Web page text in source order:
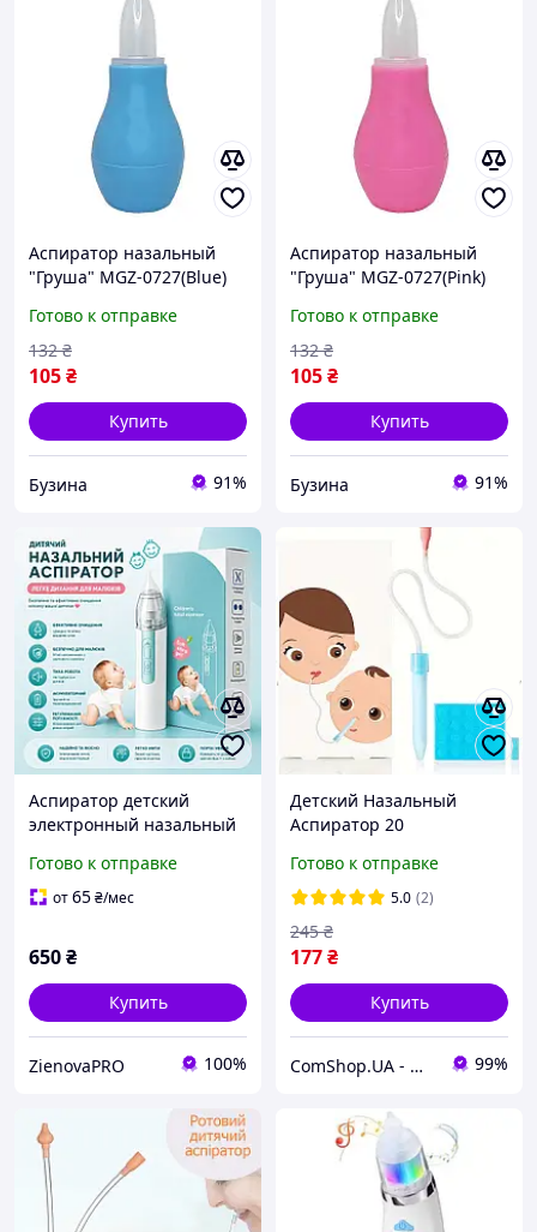
Аспиратор назальный
"Груша" MGZ-0727(Blue)
Готово к отправке
105₴
132 ₴
Купить
Бузина 91%
Аспиратор назальный
"Груша" MGZ-0727(Pink)
Готово к отправке
105₴
132 ₴
Купить
Бузина 91%
Аспиратор детский
электронный назальный
новорожденных USB
Готово к отправке
от65₴/мес
650₴
Купить
ZienovaPRO 100%
Детский Назальный
Аспиратор 20
Безопасный, для
Младенцев (0 3 года)
Готово к отправке
5.0 (2)
177₴
245 ₴
Купить
ComShop.UA - Магазин TM Комшоп 99%